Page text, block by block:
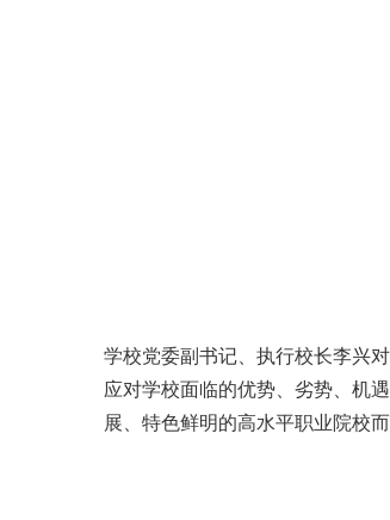
学校党委副书记、执行校长李兴
应对学校面临的优势、劣势、机
展、特色鲜明的高水平职业院校而